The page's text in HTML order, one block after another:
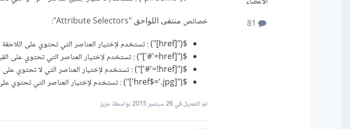
خصائص منتقى اللواحق "Attribute Selectors"
:
$("[href]") : تستخدم لإختيار العناصر التي تحتوي على اللاحقة "href".
$("[href='#']") : تستخدم لإختيار العناصر التي تحتوي على القيمة “#” المرفقة مع اللاحقة "href".
$("[href!='#']") : تستخدم لإختيار العناصر التي لا تحتوي على القيمة “#” المرفقة مع اللاحقة "href".
$("[href$='.jpg']") : تستخدم لإختيار العناصر التي تحتوي على اللاحقة "href" والتي تنتهي قيمتها بـ"jpg".
تم التعديل في26 سبتمبر 2015 بواسطة عزيز